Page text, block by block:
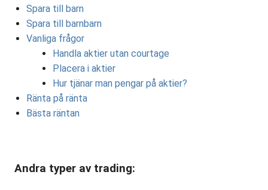
Spara till barn
Spara till barnbarn
Vanliga frågor
Handla aktier utan courtage
Placera i aktier
Hur tjänar man pengar på aktier?
Ränta på ränta
Bästa räntan
Andra typer av trading: